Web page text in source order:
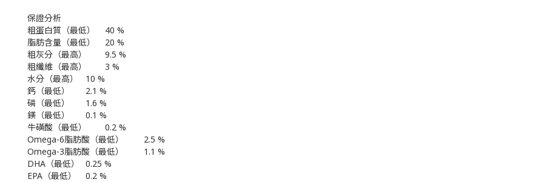
保證分析
粗蛋白質（最低）
40 %
脂肪含量（最低）
20 %
粗灰分（最高）
9.5 %
粗纖維（最高）
3 %
水分（最高）
10 %
鈣（最低）
2.1 %
磷（最低）
1.6 %
鎂（最低）
0.1 %
牛磺酸（最低）
0.2 %
Omega-6脂肪酸（最低）
2.5 %
Omega-3脂肪酸（最低）
1.1 %
DHA（最低）
0.25 %
EPA（最低）
0.2 %